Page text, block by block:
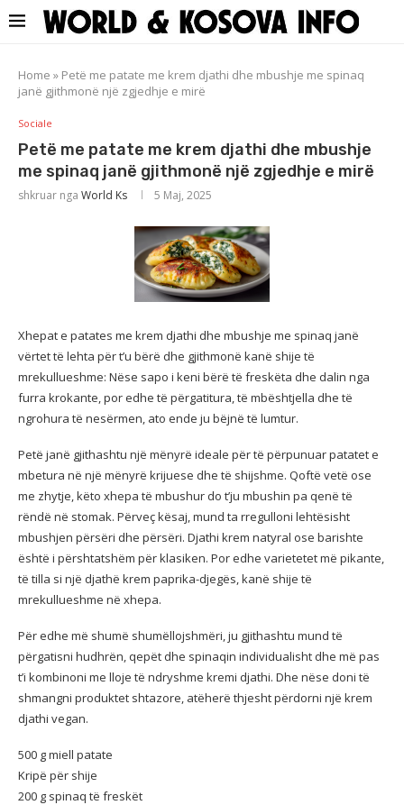
Home » Petë me patate me krem djathi dhe mbushje me spinaq
janë gjithmonë një zgjedhje e mirë
Sociale
Petë me patate me krem djathi dhe mbushje
me spinaq janë gjithmonë një zgjedhje e mirë
shkruar nga World Ks 5 Maj, 2025
Xhepat e patates me krem djathi dhe mbushje me spinaq janë
vërtet të lehta për t’u bërë dhe gjithmonë kanë shije të
mrekullueshme: Nëse sapo i keni bërë të freskëta dhe dalin nga
furra krokante, por edhe të përgatitura, të mbështjella dhe të
ngrohura të nesërmen, ato ende ju bëjnë të lumtur.
Petë janë gjithashtu një mënyrë ideale për të përpunuar patatet e
mbetura në një mënyrë krijuese dhe të shijshme. Qoftë vetë ose
me zhytje, këto xhepa të mbushur do t’ju mbushin pa qenë të
rëndë në stomak. Përveç kësaj, mund ta rregulloni lehtësisht
mbushjen përsëri dhe përsëri. Djathi krem natyral ose barishte
është i përshtatshëm për klasiken. Por edhe varietetet më pikante,
të tilla si një djathë krem paprika-djegës, kanë shije të
mrekullueshme në xhepa.
Për edhe më shumë shumëllojshmëri, ju gjithashtu mund të
përgatisni hudhrën, qepët dhe spinaqin individualisht dhe më pas
t’i kombinoni me lloje të ndryshme kremi djathi. Dhe nëse doni të
shmangni produktet shtazore, atëherë thjesht përdorni një krem
djathi vegan.
500 g miell patate
Kripë për shije
200 g spinaq të freskët